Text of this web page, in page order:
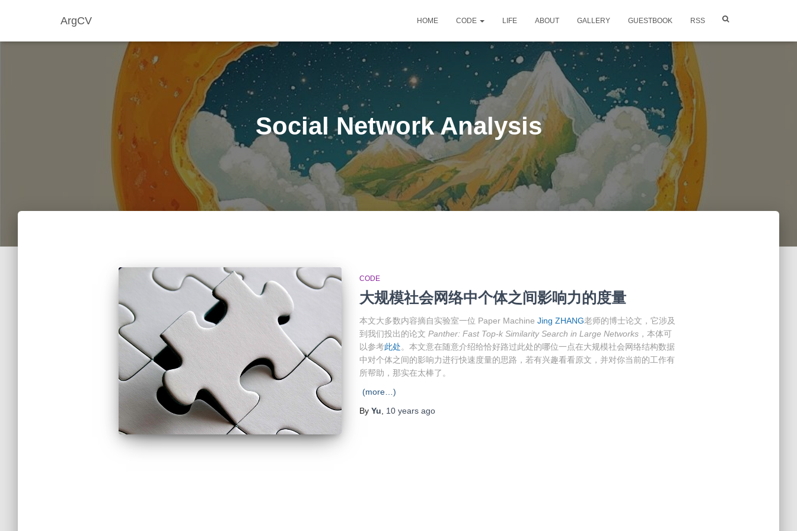
ArgCV HOME CODE LIFE ABOUT GALLERY GUESTBOOK RSS
Social Network Analysis
CODE
大规模社会网络中个体之间影响力的度量
本文大多数内容摘自实验室一位 Paper Machine Jing ZHANG老师的博士论文，它涉及
到我们投出的论文 Panther: Fast Top-k Similarity Search in Large Networks，本体可
以参考此处。本文意在随意介绍给恰好路过此处的哪位一点在大规模社会网络结构数据
中对个体之间的影响力进行快速度量的思路，若有兴趣看看原文，并对你当前的工作有
所帮助，那实在太棒了。
(more…)
By Yu 10 yearsago